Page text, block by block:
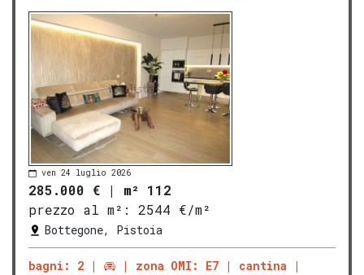
ven 24 luglio 2026
285.000 € | m² 112
prezzo al m²:
2544 €/m²
Bottegone, Pistoia
bagni: 2 zona OMI: E7 cantina